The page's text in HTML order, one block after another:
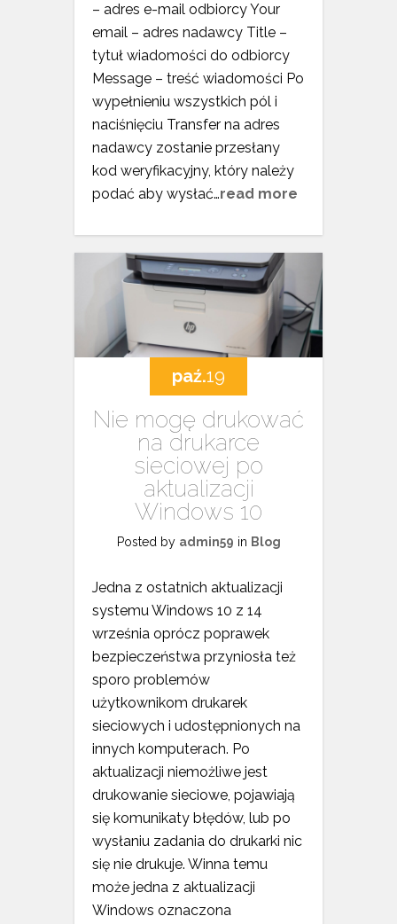
– adres e-mail odbiorcy Your
email – adres nadawcy Title –
tytuł wiadomości do odbiorcy
Message – treść wiadomości Po
wypełnieniu wszystkich pól i
naciśnięciu Transfer na adres
nadawcy zostanie przesłany
kod weryfikacyjny, który należy
podać aby wysłać…read more
paź.19
Nie mogę drukować
na drukarce
sieciowej po
aktualizacji
Windows 10
Posted by admin59 in Blog
Jedna z ostatnich aktualizacji
systemu Windows 10 z 14
września oprócz poprawek
bezpieczeństwa przyniosła też
sporo problemów
użytkownikom drukarek
sieciowych i udostępnionych na
innych komputerach. Po
aktualizacji niemożliwe jest
drukowanie sieciowe, pojawiają
się komunikaty błędów, lub po
wysłaniu zadania do drukarki nic
się nie drukuje. Winna temu
może jedna z aktualizacji
Windows oznaczona